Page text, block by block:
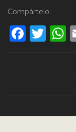
Compártelo: